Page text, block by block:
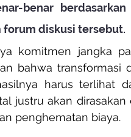
benar
forum diskusi tersebut.
komitmen jangka
bahwa transformasi
harus terlihat
justru akan
penghematan biaya.